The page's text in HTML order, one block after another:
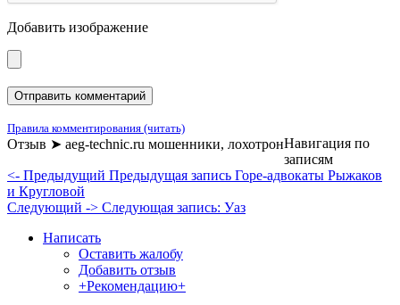
Добавить изображение
Правила комментирования (читать)
Отзыв ➤ aeg-technic.ru мошенники, лохотронНавигация по
записям
<- Предыдущий Предыдущая запись Горе-адвокаты Рыжаков
и Кругловой
Следующий -> Следующая запись: Уаз
Написать
Оставить жалобу
Добавить отзыв
+Рекомендацию+